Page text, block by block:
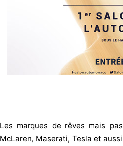
Les marques de rêves mais
McLaren, Maserati, Tesla et